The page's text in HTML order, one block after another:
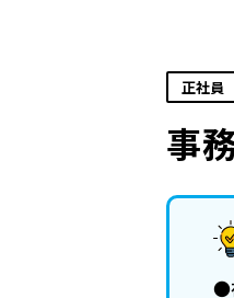
正社員
事
●